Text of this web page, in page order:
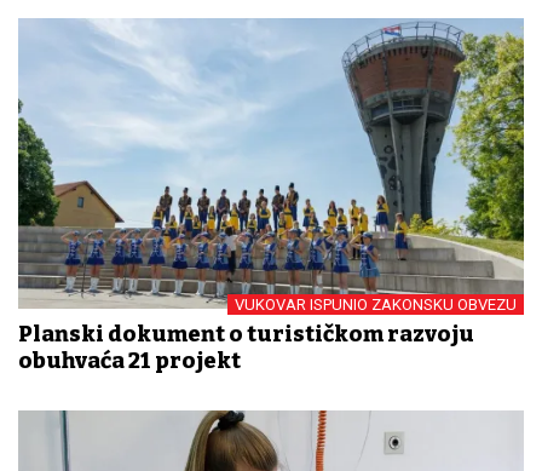
VUKOVAR ISPUNIO ZAKONSKU OBVEZU
Planski dokument o turističkom razvoju
obuhvaća 21 projekt